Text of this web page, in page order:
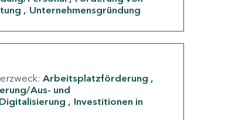
Unternehmensgründung
Arbeitsplatzförderung
Aus- und
Investitionen in